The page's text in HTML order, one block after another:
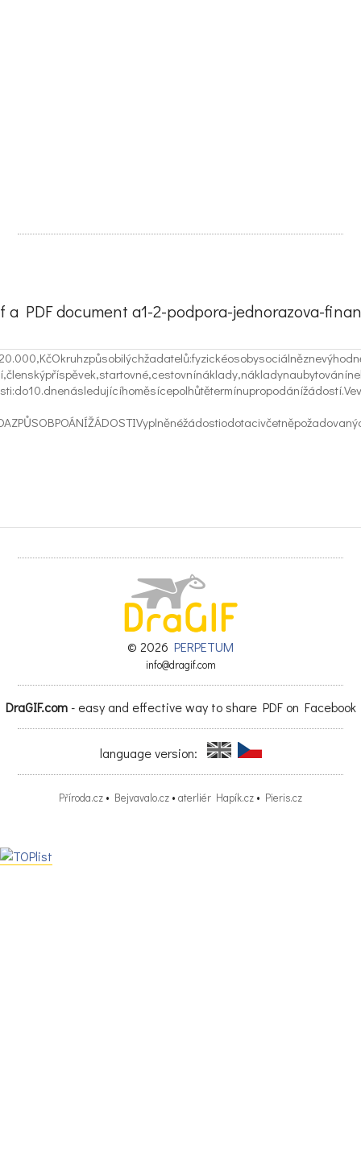
PDF document a1-2-podpora-jednorazova-
© 2026 PERPETUM
info@dragif.com
DraGIF.com- easy and effective way to share PDF on Facebook
language version:
Příroda.cz • Bejvavalo.cz • aterliér Hapík.cz • Pieris.cz